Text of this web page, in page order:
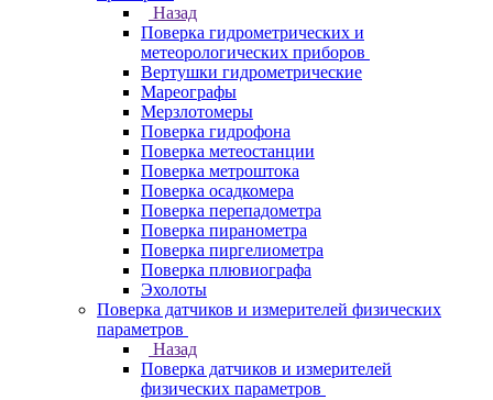
Назад
Поверка гидрометрических и
метеорологических приборов
Вертушки гидрометрические
Мареографы
Мерзлотомеры
Поверка гидрофона
Поверка метеостанции
Поверка метроштока
Поверка осадкомера
Поверка перепадометра
Поверка пиранометра
Поверка пиргелиометра
Поверка плювиографа
Эхолоты
Поверка датчиков и измерителей физических
параметров
Назад
Поверка датчиков и измерителей
физических параметров